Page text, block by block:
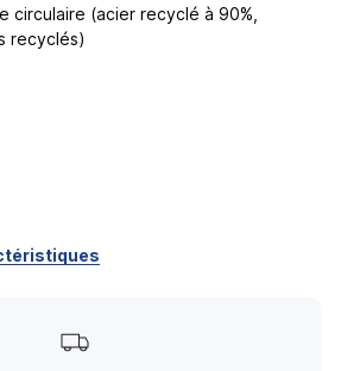
circulaire (acier recyclé à 90%,
recyclés)